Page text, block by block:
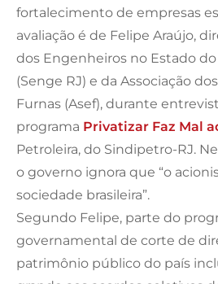
fortalecimento de empresas
avaliação é de Felipe Araújo,
dos Engenheiros no Estado
(Senge RJ) e da Associação
Furnas (Asef), durante
programa Privatizar Faz Mal
Petroleira, do Sindipetro-RJ.
o governo ignora que “o
sociedade brasileira”.
Segundo Felipe, parte do
governamental de corte de
patrimônio público do país